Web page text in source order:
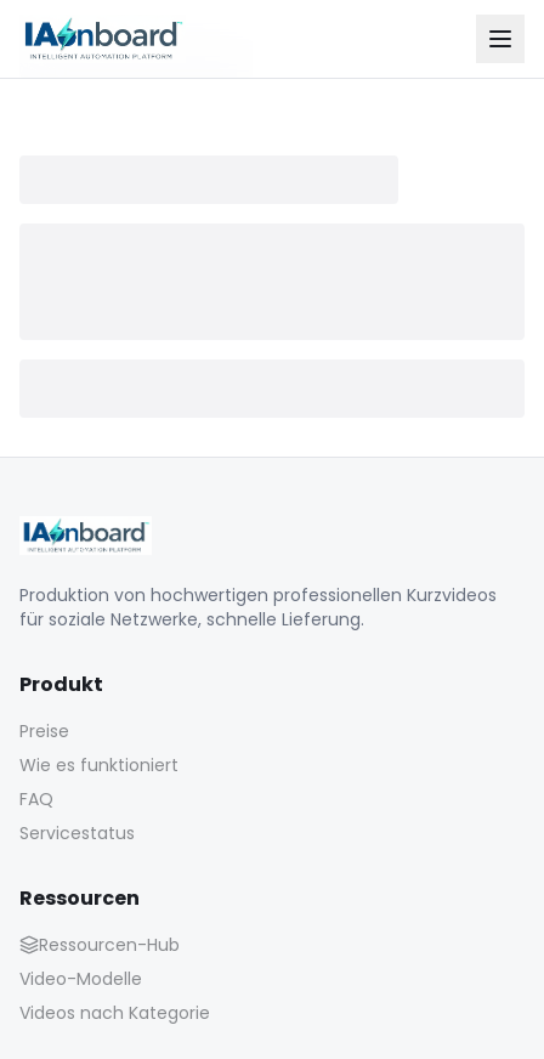
Produktion von hochwertigen professionellen Kurzvideos
für soziale Netzwerke, schnelle Lieferung.
Produkt
Preise
Wie es funktioniert
FAQ
Servicestatus
Ressourcen
Ressourcen-Hub
Video-Modelle
Videos nach Kategorie